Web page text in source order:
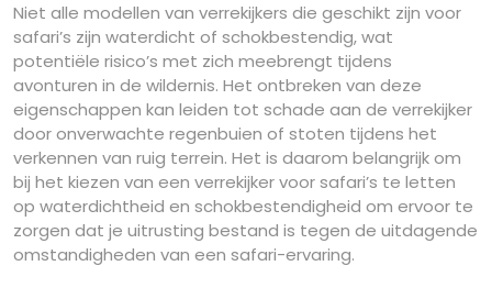
Niet alle modellen van verrekijkers die geschikt zijn voor
safari’s zijn waterdicht of schokbestendig, wat
potentiële risico’s met zich meebrengt tijdens
avonturen in de wildernis. Het ontbreken van deze
eigenschappen kan leiden tot schade aan de verrekijker
door onverwachte regenbuien of stoten tijdens het
verkennen van ruig terrein. Het is daarom belangrijk om
bij het kiezen van een verrekijker voor safari’s te letten
op waterdichtheid en schokbestendigheid om ervoor te
zorgen dat je uitrusting bestand is tegen de uitdagende
omstandigheden van een safari-ervaring.